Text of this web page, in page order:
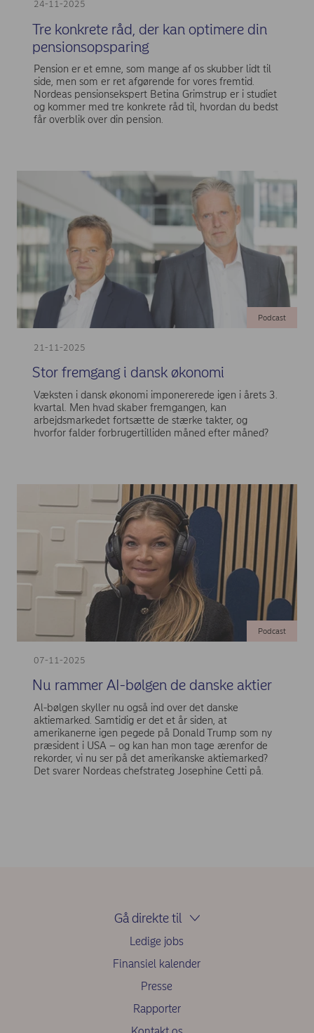
24-11-2025
Tre konkrete råd, der kan optimere din
pensionsopsparing
Pension er et emne, som mange af os skubber lidt til
side, men som er ret afgørende for vores fremtid.
Nordeas pensionsekspert Betina Grimstrup er i studiet
og kommer med tre konkrete råd til, hvordan du bedst
får overblik over din pension.
21-11-2025
Podcast
Stor fremgang i dansk økonomi
Væksten i dansk økonomi imponererede igen i årets 3.
kvartal. Men hvad skaber fremgangen, kan
arbejdsmarkedet fortsætte de stærke takter, og
hvorfor falder forbrugertilliden måned efter måned?
07-11-2025
Podcast
Nu rammer AI-bølgen de danske aktier
Al-bølgen skyller nu også ind over det danske
aktiemarked. Samtidig er det et år siden, at
amerikanerne igen pegede på Donald Trump som ny
præsident i USA – og kan han mon tage ærenfor de
rekorder, vi nu ser på det amerikanske aktiemarked?
Det svarer Nordeas chefstrateg Josephine Cetti på.
Gå direkte til
Ledige jobs
Finansiel kalender
Presse
Rapporter